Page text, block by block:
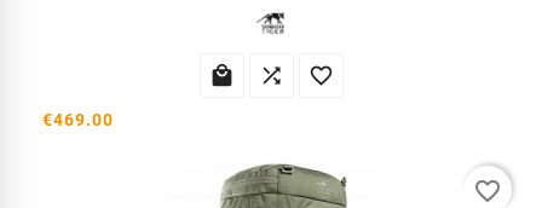
  
€469.00
favorite_border